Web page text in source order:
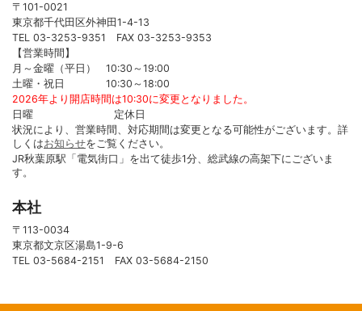
〒101-0021
東京都千代田区外神田1-4-13
TEL 03-3253-9351 FAX 03-3253-9353
【営業時間】
月～金曜（平日） 10:30～19:00
土曜・祝日 10:30～18:00
2026年より開店時間は10:30に変更となりました。
日曜 定休日
状況により、営業時間、対応期間は変更となる可能性がございます。詳
しくはお知らせをご覧ください。
JR秋葉原駅「電気街口」を出て徒歩1分、総武線の高架下にございま
す。
本社
〒113-0034
東京都文京区湯島1-9-6
TEL 03-5684-2151 FAX 03-5684-2150